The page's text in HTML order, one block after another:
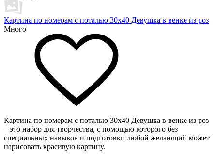
Картина по номерам с поталью 30х40 Девушка в венке из роз
Много
Картина по номерам с поталью 30х40 Девушка в венке из роз
– это набор для творчества, с помощью которого без
специальных навыков и подготовки любой желающий может
нарисовать красивую картину.